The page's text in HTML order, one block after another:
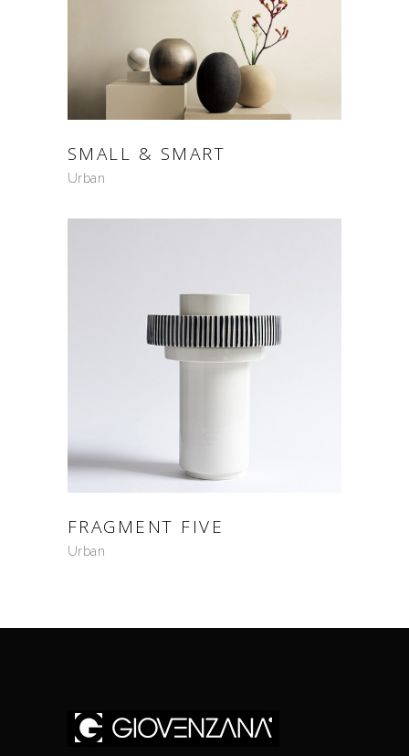
SMALL & SMART
Urban
FRAGMENT FIVE
Urban